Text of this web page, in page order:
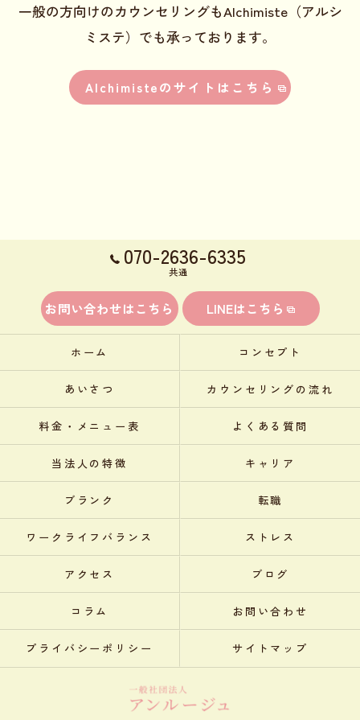
一般の方向けのカウンセリングもAlchimiste（アルシ
ミステ）でも承っております。
Alchimisteのサイトはこちら
070-2636-6335
共通
お問い合わせはこちら LINEはこちら
ホーム コンセプト
あいさつ カウンセリングの流れ
料金・メニュー表 よくある質問
当法人の特徴 キャリア
ブランク 転職
ワークライフバランス ストレス
アクセス ブログ
コラム お問い合わせ
プライバシーポリシー サイトマップ